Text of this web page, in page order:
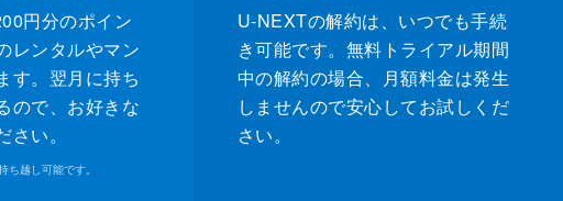
円分のポイン
レンタルやマン
す。翌月に持ち
ので、お好きな
い。
越し可能です。
U-NEXTの解約は、いつでも手続
き可能です。無料トライアル期間
中の解約の場合、月額料金は発生
しませんので安心してお試しくだ
さい。